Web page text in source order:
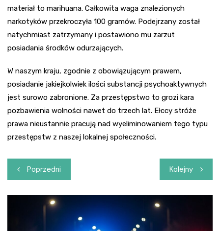
materiał to marihuana. Całkowita waga znalezionych
narkotyków przekroczyła 100 gramów. Podejrzany został
natychmiast zatrzymany i postawiono mu zarzut
posiadania środków odurzających.
W naszym kraju, zgodnie z obowiązującym prawem,
posiadanie jakiejkolwiek ilości substancji psychoaktywnych
jest surowo zabronione. Za przestępstwo to grozi kara
pozbawienia wolności nawet do trzech lat. Ełccy stróże
prawa nieustannie pracują nad wyeliminowaniem tego typu
przestępstw z naszej lokalnej społeczności.
Nawigacja
wpisu
Poprzedni Kolejny